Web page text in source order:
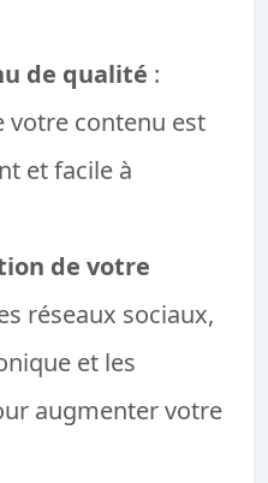
de qualité :
votre contenu est
et facile à
de votre
réseaux sociaux,
et les
augmenter votre